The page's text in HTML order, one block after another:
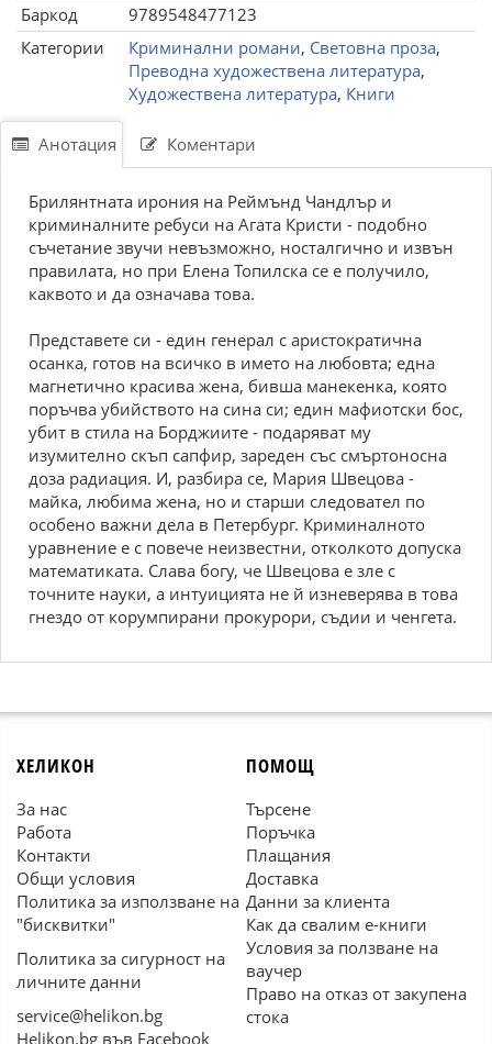
Баркод
9789548477123
Категории
Криминални романи, Световна проза,
Преводна художествена литература,
Художествена литература, Книги
Анотация Коментари
Брилянтната ирония на Реймънд Чандлър и
криминалните ребуси на Агата Кристи - подобно
съчетание звучи невъзможно, носталгично и извън
правилата, но при Елена Топилска се е получило,
каквото и да означава това.
Представете си - един генерал с аристократична
осанка, готов на всичко в името на любовта; една
магнетично красива жена, бивша манекенка, която
поръчва убийството на сина си; един мафиотски бос,
убит в стила на Борджиите - подаряват му
изумително скъп сапфир, зареден със смъртоносна
доза радиация. И, разбира се, Мария Швецова -
майка, любима жена, но и старши следовател по
особено важни дела в Петербург. Криминалното
уравнение е с повече неизвестни, отколкото допуска
математиката. Слава богу, че Швецова е зле с
точните науки, а интуицията не й изневерява в това
гнездо от корумпирани прокурори, съдии и ченгета.
ХЕЛИКОН
За нас
Работа
Контакти
Общи условия
Политика за използване на
"бисквитки"
Политика за сигурност на
личните данни
service@helikon.bg
Helikon.bg във Facebook
ПОМОЩ
Търсене
Поръчка
Плащания
Доставка
Данни за клиента
Как да свалим е-книги
Условия за ползване на
ваучер
Право на отказ от закупена
стока